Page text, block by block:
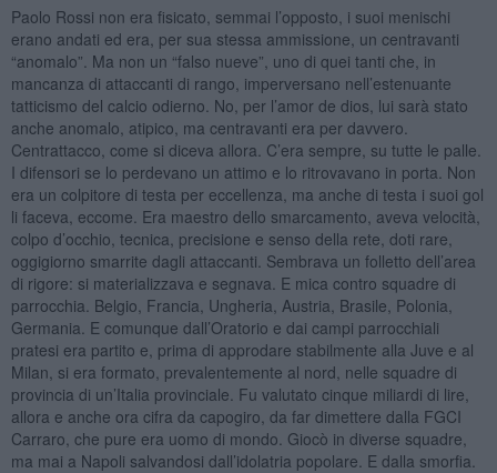
Paolo Rossi non era fisicato, semmai l’opposto, i suoi menischi
erano andati ed era, per sua stessa ammissione, un centravanti
“anomalo”. Ma non un “falso nueve”, uno di quei tanti che, in
mancanza di attaccanti di rango, imperversano nell’estenuante
tatticismo del calcio odierno. No, per l’amor de dios, lui sarà stato
anche anomalo, atipico, ma centravanti era per davvero.
Centrattacco, come si diceva allora. C’era sempre, su tutte le palle.
I difensori se lo perdevano un attimo e lo ritrovavano in porta. Non
era un colpitore di testa per eccellenza, ma anche di testa i suoi gol
li faceva, eccome. Era maestro dello smarcamento, aveva velocità,
colpo d’occhio, tecnica, precisione e senso della rete, doti rare,
oggigiorno smarrite dagli attaccanti. Sembrava un folletto dell’area
di rigore: si materializzava e segnava. E mica contro squadre di
parrocchia. Belgio, Francia, Ungheria, Austria, Brasile, Polonia,
Germania. E comunque dall’Oratorio e dai campi parrocchiali
pratesi era partito e, prima di approdare stabilmente alla Juve e al
Milan, si era formato, prevalentemente al nord, nelle squadre di
provincia di un’Italia provinciale. Fu valutato cinque miliardi di lire,
allora e anche ora cifra da capogiro, da far dimettere dalla FGCI
Carraro, che pure era uomo di mondo. Giocò in diverse squadre,
ma mai a Napoli salvandosi dall’idolatria popolare. E dalla smorfia.